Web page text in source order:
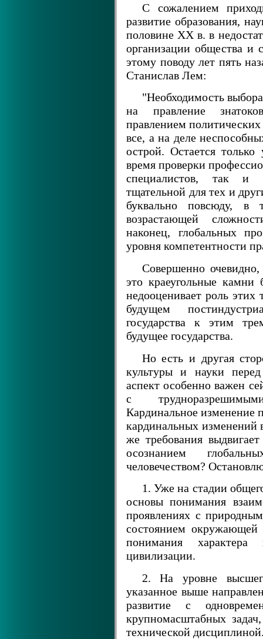
С сожалением
развитие образования,
половине XX в. в
организации общества и
этому поводу лет пять
Станислав Лем:
"Необходимость
на правление
правлением
все, а на деле
острой. Остается только
время проверки
специалистов, так и
тщательной для тех и
буквально повсюду,
возрастающей
наконец, глобальных
уровня компетентности
Совершенно
это краеугольные камни
недооценивает роль этих
будущем
государства к этим
будущее государства.
Но есть и другая
культуры и науки
аспект особенно важен
с
Кардинальное изменение
кардинальных изменений
же требования
осознанием
человечеством?
1. Уже на стадии
основы понимания
проявлениях с
состоянием окружающей
понимания характера
цивилизации.
2. На уровне
указанное выше
развитие с
крупномасштабных
технической